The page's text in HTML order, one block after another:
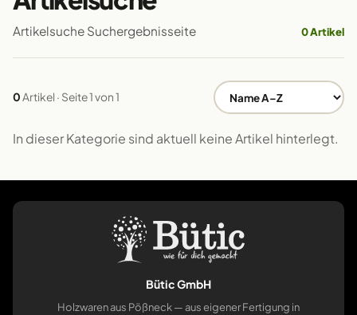
Artikelsuche Suchergebnisseite 0 Artikel
0Artikel · Seite 1 von 1
In dieser Kategorie sind aktuell keine Artikel hinterlegt.
Bütic GmbH
Holzwaren aus Pößneck — aus eigener Fertigung in